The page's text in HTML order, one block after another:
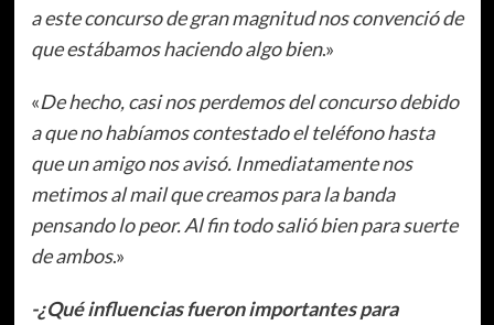
a este concurso de gran magnitud nos convenció de
que estábamos haciendo algo bien.»
«De hecho, casi nos perdemos del concurso debido
a que no habíamos contestado el teléfono hasta
que un amigo nos avisó. Inmediatamente nos
metimos al mail que creamos para la banda
pensando lo peor. Al fin todo salió bien para suerte
de ambos.»
-¿Qué influencias fueron importantes para